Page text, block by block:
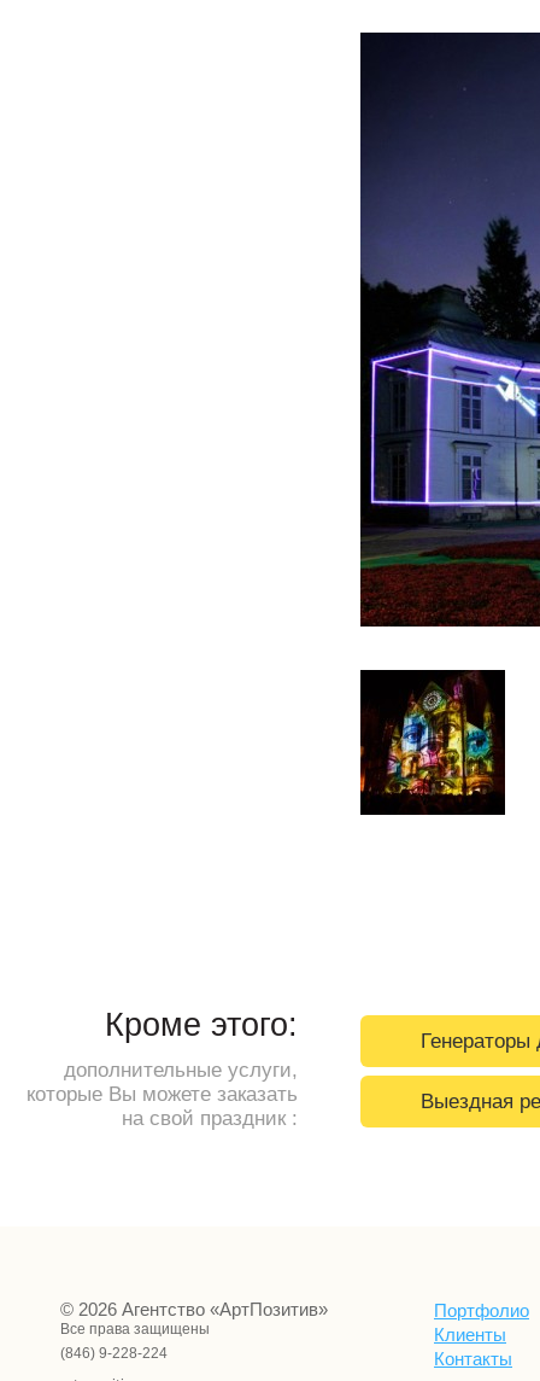
Кроме этого:
дополнительные услуги,
которые Вы можете заказать
на свой праздник :
Выездная
© 2026 Агентство «АртПозитив»
Все права защищены
(846) 9-228-224
Портфолио
Клиенты
Контакты